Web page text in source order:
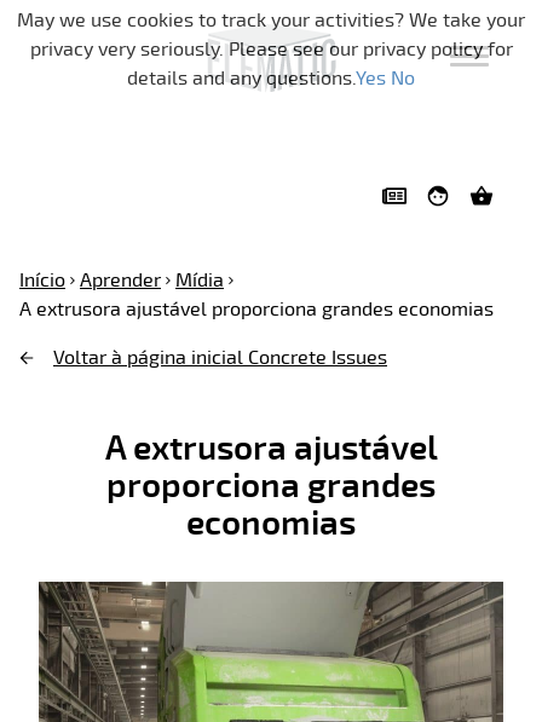
Pular a navegação
Início Aprender
Mídia
A extrusora ajustável proporciona grandes economias
Voltar à página inicial Concrete Issues
A extrusora ajustável
proporciona grandes
economias
May we use cookies to track your activities? We take your
privacy very seriously. Please see our privacy policy for
details and any questions.Yes No